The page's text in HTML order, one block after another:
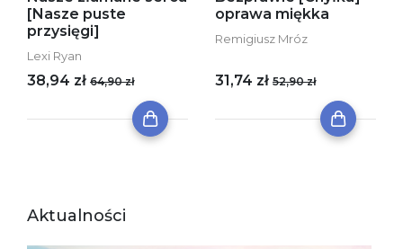
[Nasze puste
przysięgi]
Lexi Ryan
38,94 zł 64,90 zł
oprawa miękka
Remigiusz Mróz
31,74 zł 52,90 zł
Aktualności